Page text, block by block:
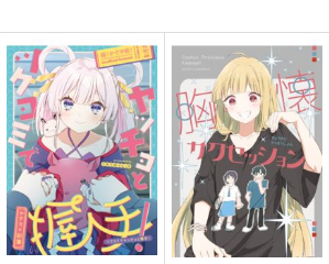
胸懐サクセッション
ふわふわパレット
1,100円（税込）
酒寄彩葉
サンプル
作品詳細
You and...
ふわふわパレット
944円（税込）
セイカ
サンプル
作品詳細